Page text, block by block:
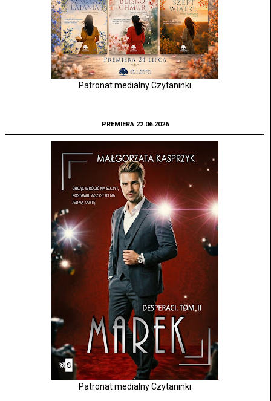
Patronat medialny Czytaninki
PREMIERA 22.06.2026
Patronat medialny Czytaninki